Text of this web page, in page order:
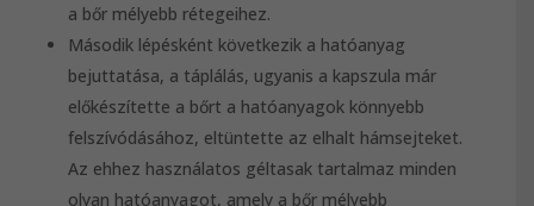
a bőr mélyebb rétegeihez.
Második lépésként következik a hatóanyag
bejuttatása, a táplálás, ugyanis a kapszula már
előkészítette a bőrt a hatóanyagok könnyebb
felszívódásához, eltüntette az elhalt hámsejteket.
Az ehhez használatos géltasak tartalmaz minden
olyan hatóanyagot, amely a bőr mélyebb